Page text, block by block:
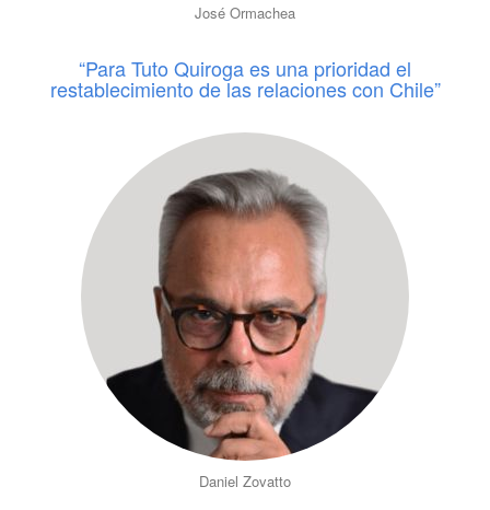
José Ormachea
“Para Tuto Quiroga es una prioridad el
restablecimiento de las relaciones con Chile”
Daniel Zovatto